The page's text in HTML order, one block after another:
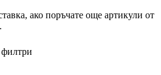
, ако поръчате още артикули от
филтри